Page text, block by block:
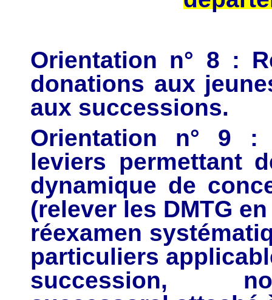
Orientation n° 8 :
donations aux
aux successions.
Orientation n° 9 :
leviers permettant
dynamique de
(relever les DMTG
réexamen
particuliers
succession,